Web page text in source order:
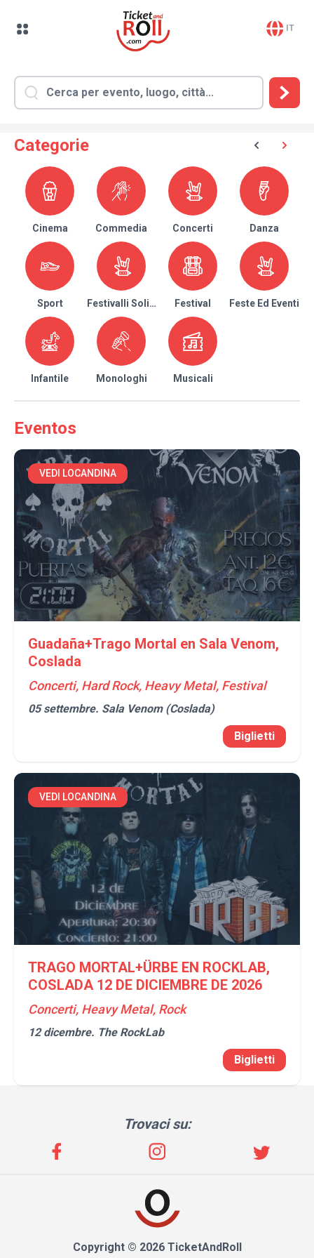
IT
Categorie
Cinema Commedia Concerti Danza
Sport Festivalli Solidari Festival Feste Ed Eventi
Infantile Monologhi Musicali
Eventos
VEDI LOCANDINA
Guadaña+Trago Mortal en Sala Venom,
Coslada
Concerti, Hard Rock, Heavy Metal, Festival
05 settembre. Sala Venom (Coslada)
Biglietti
VEDI LOCANDINA
TRAGO MORTAL+ÜRBE EN ROCKLAB,
COSLADA 12 DE DICIEMBRE DE 2026
Concerti, Heavy Metal, Rock
12 dicembre. The RockLab
Biglietti
Trovaci su:
Copyright © 2026 TicketAndRoll